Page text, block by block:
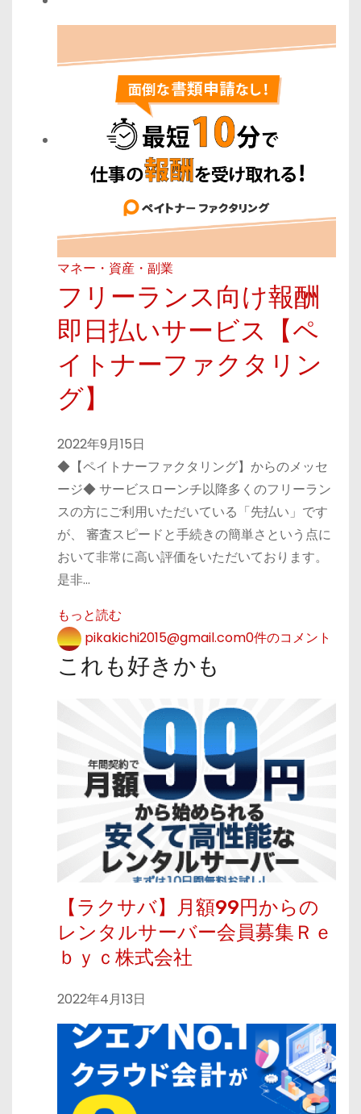
マネー・資産・副業
フリーランス向け報酬
即日払いサービス【ペ
イトナーファクタリン
グ】
2022年9月15日
◆【ペイトナーファクタリング】からのメッセ
ージ◆ サービスローンチ以降多くのフリーラン
スの方にご利用いただいている「先払い」です
が、 審査スピードと手続きの簡単さという点に
おいて非常に高い評価をいただいております。
是非…
もっと読む
pikakichi2015@gmail.com0件のコメント
これも好きかも
【ラクサバ】月額99円からの
レンタルサーバー会員募集Ｒｅ
ｂｙｃ株式会社
2022年4月13日